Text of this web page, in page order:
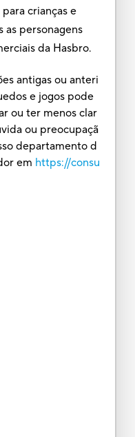
crianças e
as personagens
da Hasbro.
antigas ou anteri
e jogos pode
ou ter menos clar
ou preocupaçã
departamento d
em https://consu